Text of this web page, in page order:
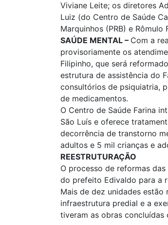
Viviane Leite; os diretores
Luiz (do Centro de Saúde
Marquinhos (PRB) e Rômulo
SAÚDE MENTAL – Com a
provisoriamente os
Filipinho, que será
estrutura de assistência do
consultórios de psiquiatria,
de medicamentos.
O Centro de Saúde Farina
São Luís e oferece
decorrência de transtorno
adultos e 5 mil crianças e
REESTRUTURAÇÃO
O processo de reformas
do prefeito Edivaldo para a
Mais de dez unidades
infraestrutura predial e a
tiveram as obras